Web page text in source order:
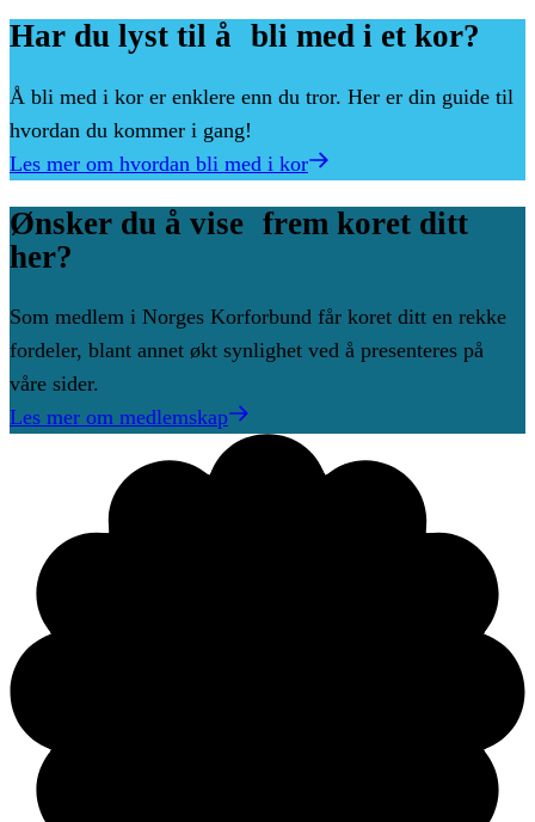
Har du lyst til å bli med i et kor?
Å bli med i kor er enklere enn du tror. Her er din guide til
hvordan du kommer i gang!
Les mer om hvordan bli med i kor
Ønsker du å vise frem koret ditt
her?
Som medlem i Norges Korforbund får koret ditt en rekke
fordeler, blant annet økt synlighet ved å presenteres på
våre sider.
Les mer om medlemskap